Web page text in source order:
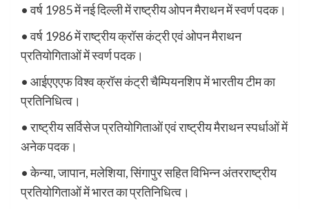
• वर्ष 1985 में नई दिल्ली में राष्ट्रीय ओपन मैराथन में स्वर्ण पदक।
• वर्ष 1986 में राष्ट्रीय क्रॉस कंट्री एवं ओपन मैराथन
प्रतियोगिताओं में स्वर्ण पदक।
• आईएएएफ विश्व क्रॉस कंट्री चैम्पियनशिप में भारतीय टीम का
प्रतिनिधित्व।
• राष्ट्रीय सर्विसेज प्रतियोगिताओं एवं राष्ट्रीय मैराथन स्पर्धाओं में
अनेक पदक।
• केन्या, जापान, मलेशिया, सिंगापुर सहित विभिन्न अंतरराष्ट्रीय
प्रतियोगिताओं में भारत का प्रतिनिधित्व।